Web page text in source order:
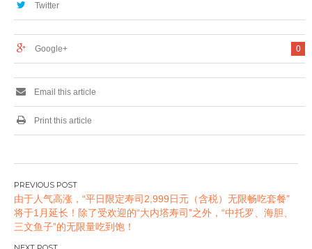
Twitter
0
Google+
Email this article
Print this article
文
章
导
航
由于人气高涨，“平日限定寿司2,999日元（含税）无限畅吃套餐”
将于1月延长！除了受欢迎的“大内塔寿司”之外，“中托罗、海胆、
三文鱼子”的无限量吃到饱！